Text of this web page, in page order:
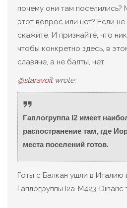
почему они там поселились?
этот вопрос или нет? Если не
скажите. И признайте, что
чтобы конкретно здесь, в
славяне, а не балты, нет.
@staravoitwrote:
Гаплогруппа I2 имеет
распостранение там, где
места поселений готов.
Готы с Балкан ушли в Италию
Гаплогруппы I2a-M423-Dinaric